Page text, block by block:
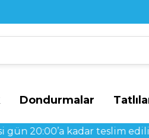
Dondurmalar
20:00’a kadar teslim edilir.